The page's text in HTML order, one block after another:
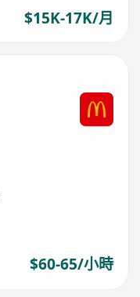
$15K-17K/月
$60-65/小時